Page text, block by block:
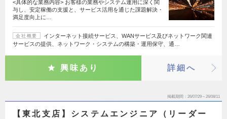
<具体的な業務内容> お客様の業務やシステム運用に深く関
与し、安定稼働の支援と、サービス活用を通じた課題解決・
満足度向上に…
会社概要
インターネット接続サービス、WANサービス及びネットワーク関連
サービスの提供、ネットワーク・システムの構築・運用保守、通…
興味あり 詳細へ
掲載期間 26/07/29～26/08/11
【東北支店】システムエンジニア（リーダー